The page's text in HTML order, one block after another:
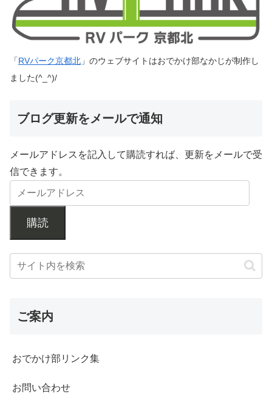
「RVパーク京都北 」のウェブサイトはおでかけ部なかじが制作し
ました(^_^)/
ブログ更新をメールで通知
メールアドレスを記入して購読すれば、更新をメールで受
信できます。
購読
ご案内
おでかけ部リンク集
お問い合わせ